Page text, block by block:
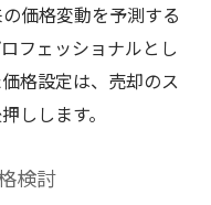
価格変動を予測する
フェッショナルとし
格設定は、売却のス
しします。
検討